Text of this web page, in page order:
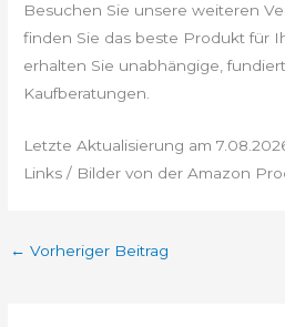
Besuchen Sie unsere weiteren
finden Sie das beste Produkt für
erhalten Sie unabhängige,
Kaufberatungen.
Letzte Aktualisierung am
Links / Bilder von der Amazon
← Vorheriger Beitrag